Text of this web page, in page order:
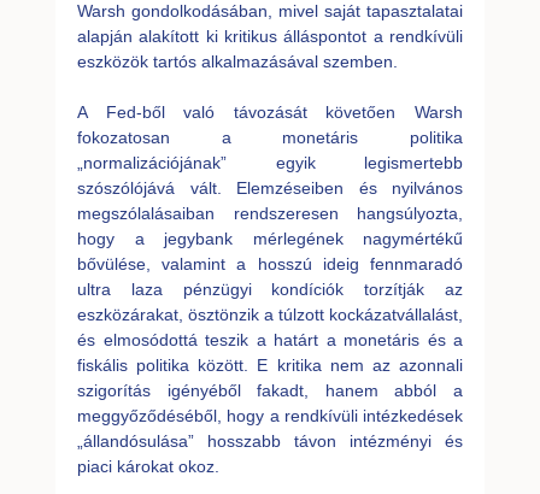
Warsh gondolkodásában, mivel saját tapasztalatai
alapján alakított ki kritikus álláspontot a rendkívüli
eszközök tartós alkalmazásával szemben.
A Fed-ből való távozását követően Warsh
fokozatosan a monetáris politika
„normalizációjának” egyik legismertebb
szószólójává vált. Elemzéseiben és nyilvános
megszólalásaiban rendszeresen hangsúlyozta,
hogy a jegybank mérlegének nagymértékű
bővülése, valamint a hosszú ideig fennmaradó
ultra laza pénzügyi kondíciók torzítják az
eszközárakat, ösztönzik a túlzott kockázatvállalást,
és elmosódottá teszik a határt a monetáris és a
fiskális politika között. E kritika nem az azonnali
szigorítás igényéből fakadt, hanem abból a
meggyőződéséből, hogy a rendkívüli intézkedések
„állandósulása” hosszabb távon intézményi és
piaci károkat okoz.